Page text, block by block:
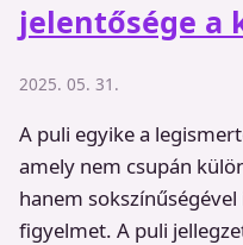
jelentősége a
2025. 05. 31.
A puli egyike a
amely nem csupán
hanem
figyelmet. A puli